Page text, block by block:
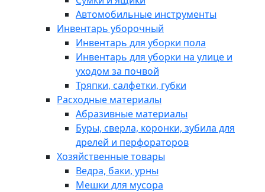
Автомобильные инструменты
Инвентарь уборочный
Инвентарь для уборки пола
Инвентарь для уборки на улице и
уходом за почвой
Тряпки, салфетки, губки
Расходные материалы
Абразивные материалы
Буры, сверла, коронки, зубила для
дрелей и перфораторов
Хозяйственные товары
Ведра, баки, урны
Мешки для мусора